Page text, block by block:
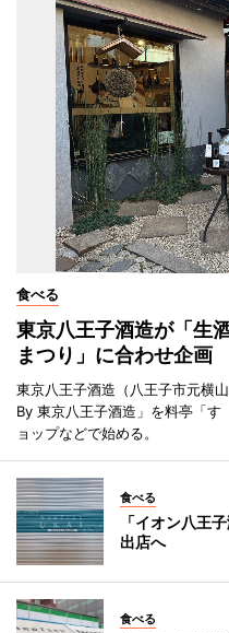
食べる
東京八王子酒造が「生
まつり」に合わせ企画
東京八王子酒造（八王子市元横
By 東京八王子酒造」を料亭「す
ョップなどで始める。
食べる
「イオン八王
出店へ
食べる